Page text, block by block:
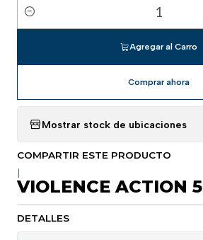
Cantidad
Agregar al Carro
Comprar ahora
Mostrar stock de ubicaciones
COMPARTIR ESTE PRODUCTO
VIOLENCE ACTION 5
DETALLES